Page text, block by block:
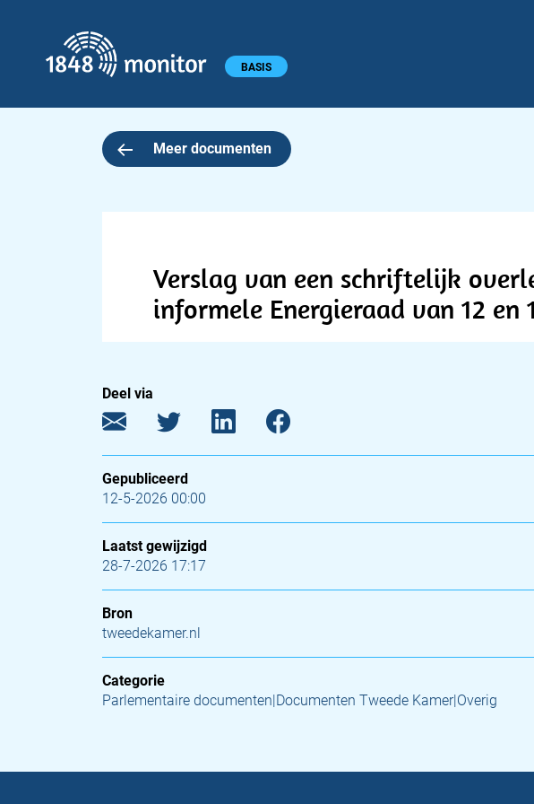
Hoofdmenu BASIS
Meer documenten
Verslag van een schriftelijk
informele Energieraad van 12 en
Deel via
Gepubliceerd
12-5-2026 00:00
Laatst gewijzigd
28-7-2026 17:17
Bron
tweedekamer.nl
Categorie
Parlementaire documenten|Documenten Tweede Kamer|Overig